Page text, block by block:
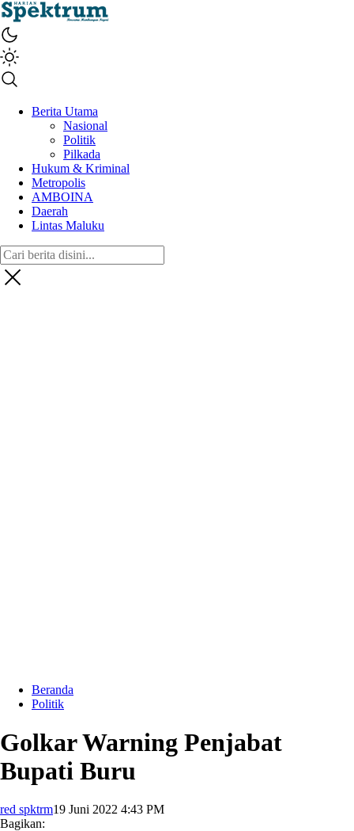
spektrumonline.com
Berita Utama
Nasional
Politik
Pilkada
Hukum & Kriminal
Metropolis
AMBOINA
Daerah
Lintas Maluku
Beranda
Politik
Golkar Warning Penjabat
Bupati Buru
red spktrm19 Juni 2022 4:43 PM
Bagikan: